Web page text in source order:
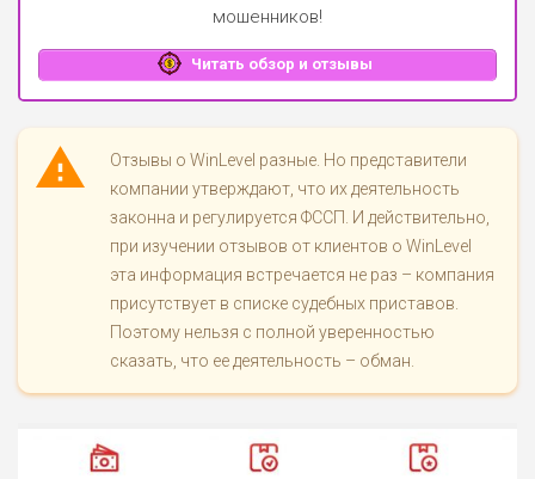
мошенников!
Читать обзор и отзывы
Отзывы о WinLevel разные. Но представители
компании утверждают, что их деятельность
законна и регулируется ФССП. И действительно,
при изучении отзывов от клиентов о WinLevel
эта информация встречается не раз – компания
присутствует в списке судебных приставов.
Поэтому нельзя с полной уверенностью
сказать, что ее деятельность – обман.